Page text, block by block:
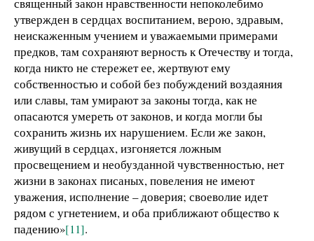
утвержден в сердцах воспитанием, верою, здравым,
неискаженным учением и уважаемыми примерами
предков, там сохраняют верность к Отечеству и тогда,
когда никто не стережет ее, жертвуют ему
собственностью и собой без побуждений воздаяния
или славы, там умирают за законы тогда, как не
опасаются умереть от законов, и когда могли бы
сохранить жизнь их нарушением. Если же закон,
живущий в сердцах, изгоняется ложным
просвещением и необузданной чувственностью, нет
жизни в законах писаных, повеления не имеют
уважения, исполнение – доверия; своеволие идет
рядом с угнетением, и оба приближают общество к
падению»[11].